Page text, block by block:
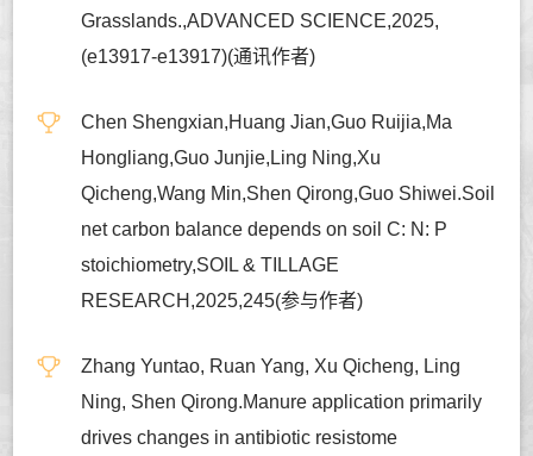
Grasslands.,ADVANCED SCIENCE,2025,
(e13917-e13917)(通讯作者)
Chen Shengxian,Huang Jian,Guo Ruijia,Ma
Hongliang,Guo Junjie,Ling Ning,Xu
Qicheng,Wang Min,Shen Qirong,Guo Shiwei.Soil
net carbon balance depends on soil C: N: P
stoichiometry,SOIL & TILLAGE
RESEARCH,2025,245(参与作者)
Zhang Yuntao, Ruan Yang, Xu Qicheng, Ling
Ning, Shen Qirong.Manure application primarily
drives changes in antibiotic resistome